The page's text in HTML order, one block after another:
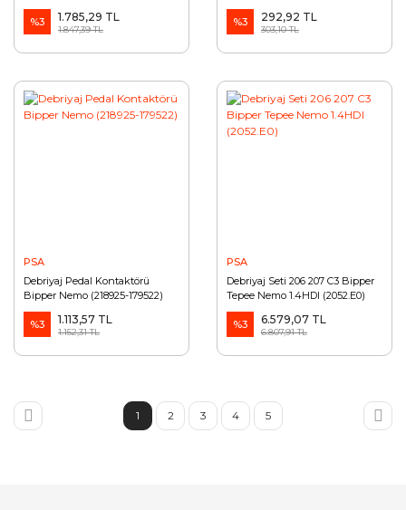
TRL2403.FS)
%3
1.785,29 TL
1.847,39 TL
%3 292,92 TL
303,10 TL
PSA
Debriyaj Pedal Kontaktörü
Bipper Nemo (218925-179522)
%3 1.113,57 TL
1.152,31 TL
PSA
Debriyaj Seti 206 207 C3 Bipper
Tepee Nemo 1.4HDI (2052.E0)
%3 6.579,07 TL
6.807,91 TL
1 2 3 4 5